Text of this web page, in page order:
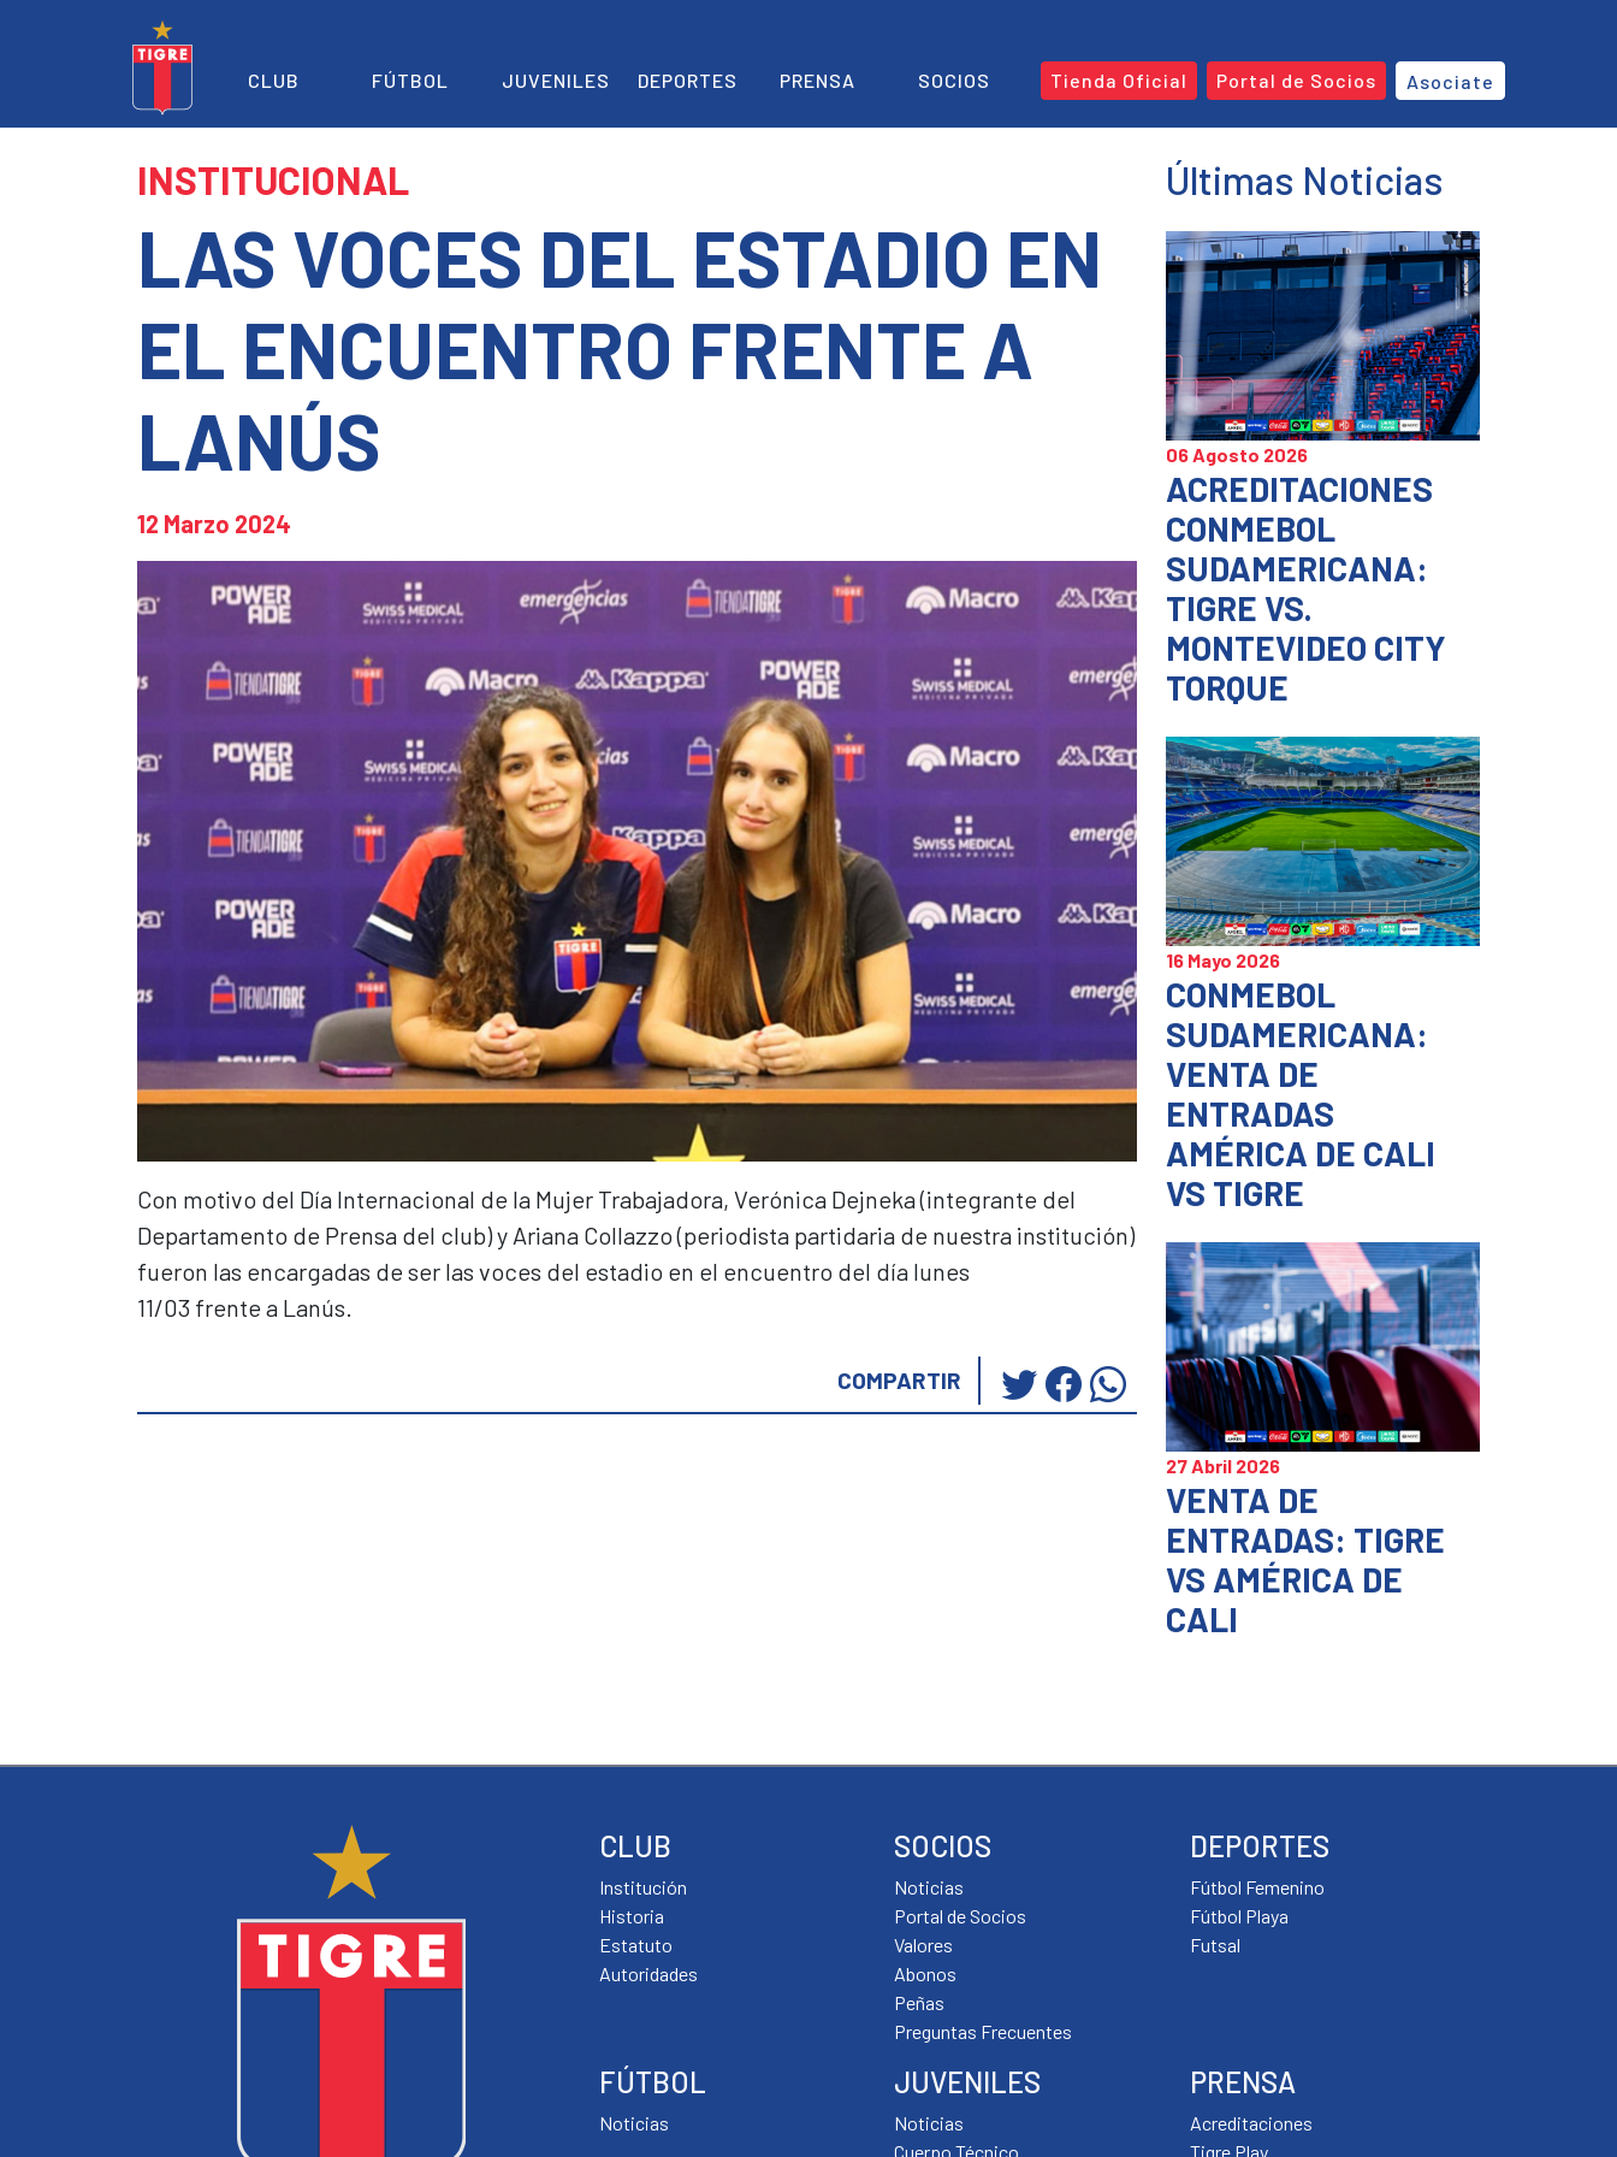
CLUB FÚTBOL JUVENILES DEPORTES PRENSA SOCIOS Tienda Oficial Portal de Socios Asociate
INSTITUCIONAL
LAS VOCES DEL ESTADIO EN
EL ENCUENTRO FRENTE A
LANÚS
12 Marzo 2024
Con motivo del Día Internacional de la Mujer Trabajadora, Verónica Dejneka (integrante del
Departamento de Prensa del club) y Ariana Collazzo (periodista partidaria de nuestra institución)
fueron las encargadas de ser las voces del estadio en el encuentro del día lunes
11/03 frente a Lanús.
COMPARTIR
Haz
clic
compartir
Haz
clic
compartir
Facebook
Haz
clic
para
compartir
WhatsApp
(Se
abre
una
Últimas Noticias
06 Agosto 2026
ACREDITACIONES
CONMEBOL
SUDAMERICANA:
TIGRE VS.
MONTEVIDEO CITY
TORQUE
16 Mayo 2026
CONMEBOL
SUDAMERICANA:
VENTA DE
ENTRADAS
AMÉRICA DE CALI
VS TIGRE
27 Abril 2026
VENTA DE
ENTRADAS: TIGRE
VS AMÉRICA DE
CALI
CLUB
Institución
Historia
Estatuto
Autoridades
FÚTBOL
Noticias
DEPORTES
Fútbol Femenino
Fútbol Playa
Futsal
JUVENILES
Noticias
Cuerpo Técnico
PRENSA
Acreditaciones
Tigre Play
SOCIOS
Noticias
Portal de Socios
Valores
Abonos
Peñas
Preguntas Frecuentes